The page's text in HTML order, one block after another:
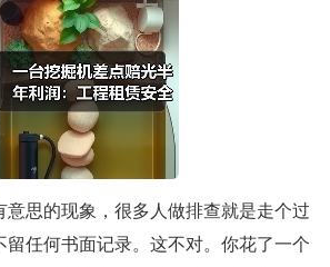
意思的现象，很多人做排查就是走个过
留任何书面记录。这不对。你花了一个